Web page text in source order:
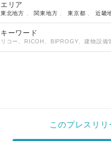
エリア
東北地方 、関東地方 、東京都 近畿
キーワード
リコー、RICOH、BIPROGY、建物設
このプレスリ